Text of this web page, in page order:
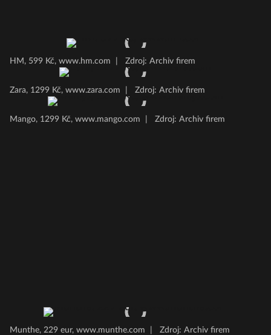
HM, 599 Kč, www.hm.com Zdroj: Archiv firem
Zara, 1299 Kč, www.zara.com Zdroj: Archiv firem
Mango, 1299 Kč, www.mango.com Zdroj: Archiv firem
Munthe, 229 eur, www.munthe.com Zdroj: Archiv firem